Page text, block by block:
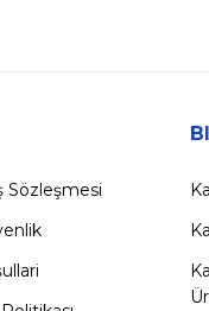
Sözleşmesi